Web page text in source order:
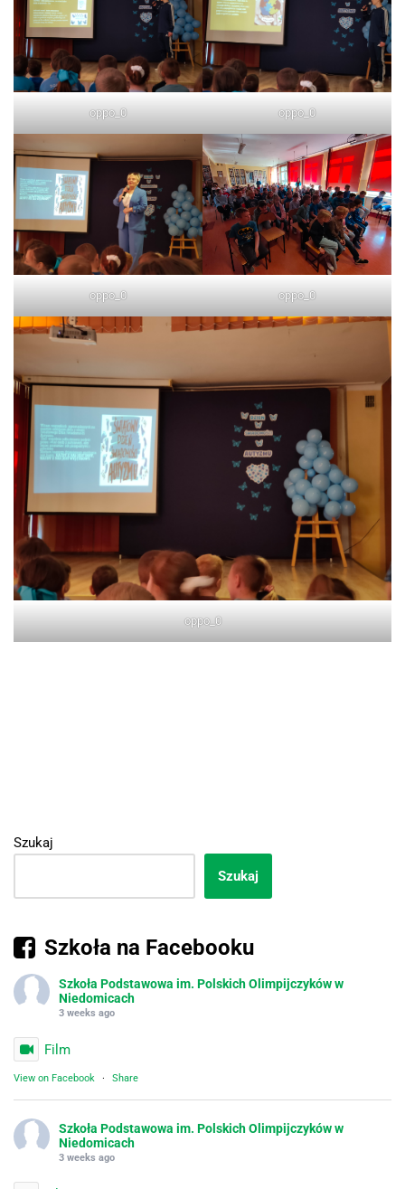
oppo_0 oppo_0
oppo_0 oppo_0
oppo_0
Szukaj
Szukaj
Szkoła na Facebooku
Szkoła Podstawowa im. Polskich Olimpijczyków w
Niedomicach
3 weeks ago
Film
View on Facebook · Share
Szkoła Podstawowa im. Polskich Olimpijczyków w
Niedomicach
3 weeks ago